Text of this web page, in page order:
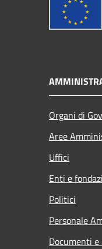
Organi di
Aree
Uffici
Enti e
Politici
Personale
Documenti e